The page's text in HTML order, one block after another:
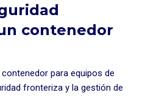
contenedor
para equipos de
fronteriza y la gestión de